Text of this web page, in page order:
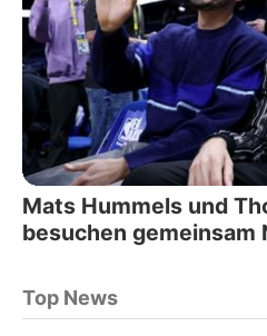
Mats Hummels und
besuchen gemeinsam
Top News